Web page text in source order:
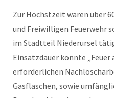
Zur Höchstzeit waren über
und Freiwilligen Feuerwehr
im Stadtteil Niederursel
Einsatzdauer konnte „Feuer
erforderlichen
Gasflaschen, sowie